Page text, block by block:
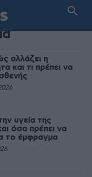
αλλάζει η
και τι πρέπει να
υγεία της
όσα πρέπει να
το έμφραγμα